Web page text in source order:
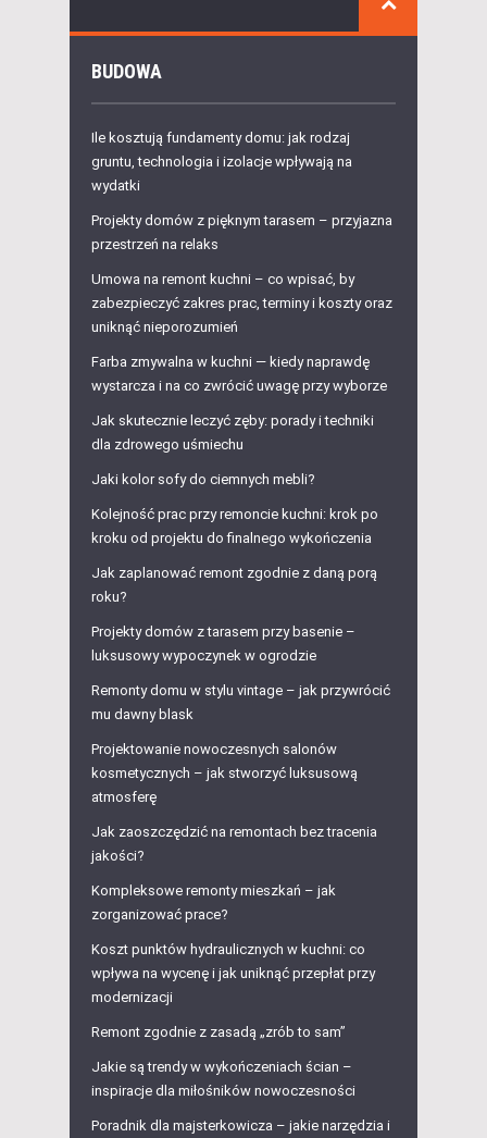
BUDOWA
Ile kosztują fundamenty domu: jak rodzaj
gruntu, technologia i izolacje wpływają na
wydatki
Projekty domów z pięknym tarasem – przyjazna
przestrzeń na relaks
Umowa na remont kuchni – co wpisać, by
zabezpieczyć zakres prac, terminy i koszty oraz
uniknąć nieporozumień
Farba zmywalna w kuchni — kiedy naprawdę
wystarcza i na co zwrócić uwagę przy wyborze
Jak skutecznie leczyć zęby: porady i techniki
dla zdrowego uśmiechu
Jaki kolor sofy do ciemnych mebli?
Kolejność prac przy remoncie kuchni: krok po
kroku od projektu do finalnego wykończenia
Jak zaplanować remont zgodnie z daną porą
roku?
Projekty domów z tarasem przy basenie –
luksusowy wypoczynek w ogrodzie
Remonty domu w stylu vintage – jak przywrócić
mu dawny blask
Projektowanie nowoczesnych salonów
kosmetycznych – jak stworzyć luksusową
atmosferę
Jak zaoszczędzić na remontach bez tracenia
jakości?
Kompleksowe remonty mieszkań – jak
zorganizować prace?
Koszt punktów hydraulicznych w kuchni: co
wpływa na wycenę i jak uniknąć przepłat przy
modernizacji
Remont zgodnie z zasadą „zrób to sam”
Jakie są trendy w wykończeniach ścian –
inspiracje dla miłośników nowoczesności
Poradnik dla majsterkowicza – jakie narzędzia i